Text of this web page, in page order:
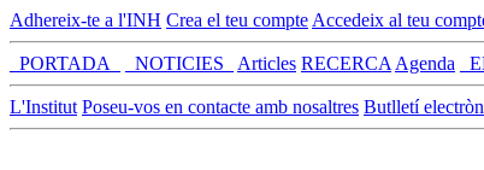
Adhereix-te a l'INH Crea el teu compte Accedeix al teu
_PORTADA_ _NOTICIES_ Articles RECERCA Agenda
L'Institut Poseu-vos en contacte amb nosaltres Butlletí